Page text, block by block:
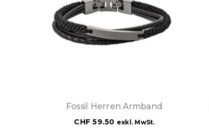
Fossil Herren Armband
CHF 59.50 exkl. MwSt.